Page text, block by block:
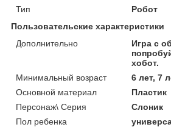
Тип
Робот
Пользовательские характеристики
Дополнительно
Игра с
хобот.
Минимальный возраст
6 лет, 7
Основной материал
Пластик
Персонаж\ Серия
Слоник
Пол ребенка